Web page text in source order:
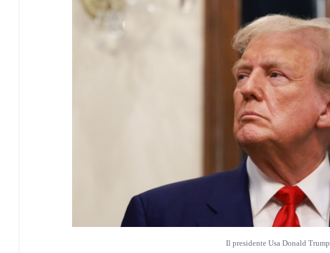
Il presidente Usa Donald Trump